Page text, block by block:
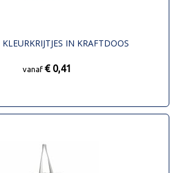
IN KRAFTDOOS
vanaf € 0,41